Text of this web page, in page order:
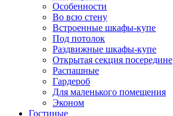
Особенности
Во всю стену
Встроенные шкафы-купе
Под потолок
Раздвижные шкафы-купе
Открытая секция посередине
Распашные
Гардероб
Для маленького помещения
Эконом
Гостиные